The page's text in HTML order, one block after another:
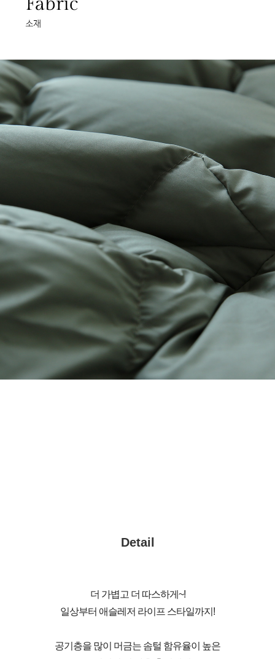
Detail
더 가볍고 더 따스하게~!
일상부터 애슬레저 라이프 스타일까지!
공기층을 많이 머금는 솜털 함유율이 높은